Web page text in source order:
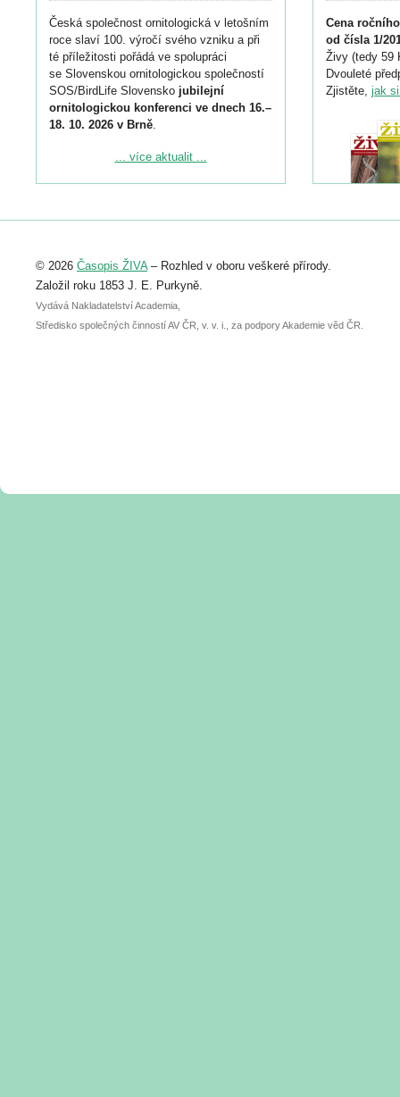
Česká společnost ornitologická v letošním
roce slaví 100. výročí svého vzniku a při
té příležitosti pořádá ve spolupráci
se Slovenskou ornitologickou společností
SOS/BirdLife Slovensko jubilejní
ornitologickou konferenci ve dnech 16.–
18. 10. 2026 v Brně.
Podrobnější informace ke konferenci
Registrovat se můžete do 6. září.
abstraktu přihlášené přednášky nebo
posteru je už 30. června.
... více aktualit ...
Cena
od čísla 1/
Živy (tedy 59
Dvouleté
Zjistěte, jak
© 2026 Časopis ŽIVA– Rozhled v oboru veškeré přírody.
Založil roku 1853 J. E. Purkyně.
Vydává Nakladatelství Academia,
Středisko společných činností AV ČR, v. v. i., za podpory Akademie věd ČR.